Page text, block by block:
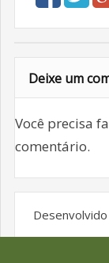
Deixe um
Você precisa
comentário.